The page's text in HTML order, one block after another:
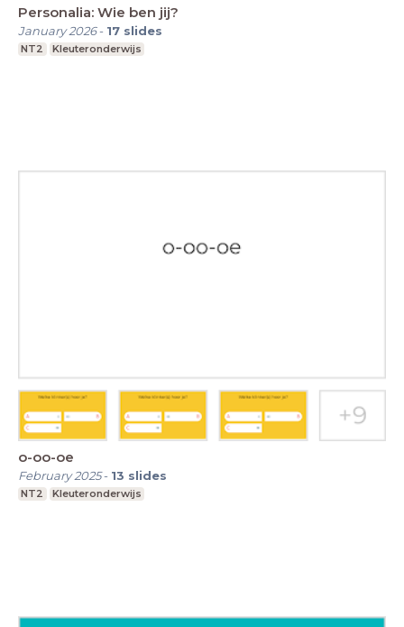
Personalia: Wie ben jij?
January 2026- 17 slides
NT2 Kleuteronderwijs
o-oo-oe
February 2025- 13 slides
NT2 Kleuteronderwijs